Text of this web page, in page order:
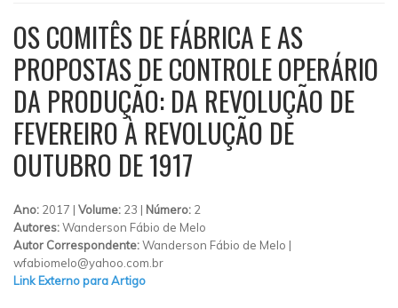
OS COMITÊS DE FÁBRICA E AS
PROPOSTAS DE CONTROLE OPERÁRIO
DA PRODUÇÃO: DA REVOLUÇÃO DE
FEVEREIRO À REVOLUÇÃO DE
OUTUBRO DE 1917
Ano: 2017 | Volume: 23 | Número: 2
Autores:Wanderson Fábio de Melo
Autor Correspondente:Wanderson Fábio de Melo |
wfabiomelo@yahoo.com.br
Link Externo para Artigo